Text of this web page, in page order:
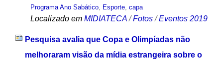
Programa Ano Sabático, Esporte, capa
Localizado em MIDIATECA /Fotos /Eventos 2019
Pesquisa avalia que Copa e Olimpíadas não
melhoraram visão da mídia estrangeira sobre o